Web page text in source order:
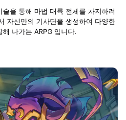
을 통해 마법 대륙 전체를 차지하려
자신만의 기사단을 생성하여 다양한
나가는 ARPG 입니다.